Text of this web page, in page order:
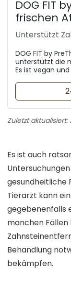
DOG FIT
frischen
Unterstützt
DOG FIT by
unterstützt die
Es ist vegan
Zuletzt aktualisiert:
Es ist auch
gesundheitliche
Tierarzt kann
gegebenenfalls
manchen Fällen
Behandlung
bekämpfen.